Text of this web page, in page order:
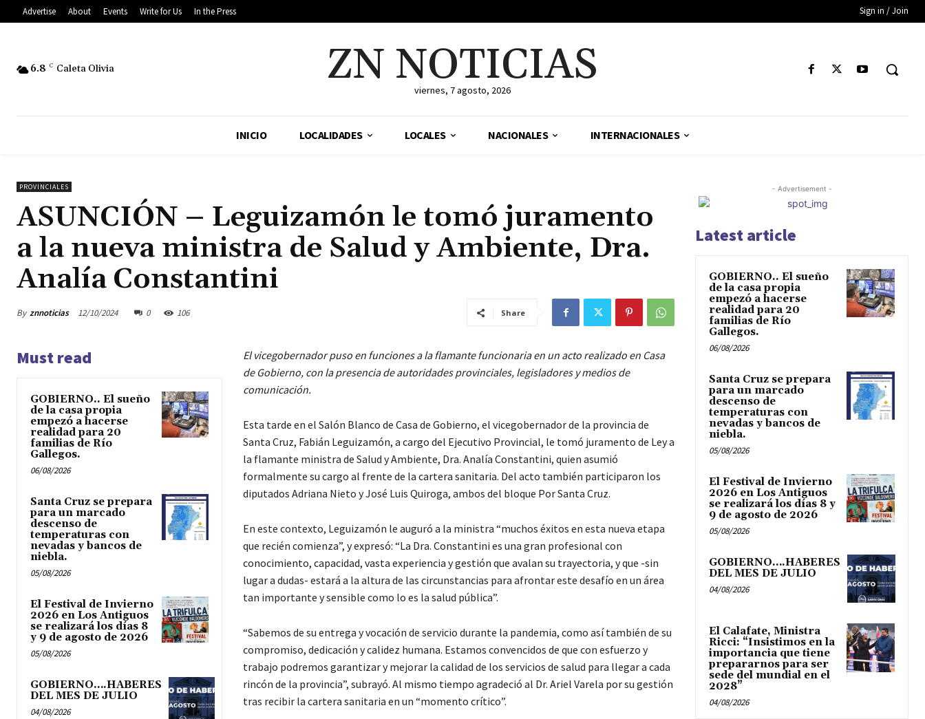
Advertise About Events Write for Us In the Press Sign in / Join
6.8 C Caleta Olivia ZN NOTICIAS
viernes, 7 agosto, 2026
INICIO LOCALIDADES LOCALES NACIONALES INTERNACIONALES
PROVINCIALES
ASUNCIÓN – Leguizamón le tomó juramento
a la nueva ministra de Salud y Ambiente, Dra.
Analía Constantini
By znnoticias 12/10/2024 0 106 Share
Must read
GOBIERNO.. El sueño
de la casa propia
empezó a hacerse
realidad para 20
familias de Río
Gallegos.
06/08/2026
Santa Cruz se prepara
para un marcado
descenso de
temperaturas con
nevadas y bancos de
niebla.
05/08/2026
El Festival de Invierno
2026 en Los Antiguos
se realizará los días 8
y 9 de agosto de 2026
05/08/2026
GOBIERNO….HABERES
DEL MES DE JULIO
04/08/2026
El vicegobernador puso en funciones a la flamante funcionaria en un acto realizado en Casa
de Gobierno, con la presencia de autoridades provinciales, legisladores y medios de
comunicación.
Esta tarde en el Salón Blanco de Casa de Gobierno, el vicegobernador de la provincia de
Santa Cruz, Fabián Leguizamón, a cargo del Ejecutivo Provincial, le tomó juramento de Ley a
la flamante ministra de Salud y Ambiente, Dra. Analía Constantini, quien asumió
formalmente su cargo al frente de la cartera sanitaria. Del acto también participaron los
diputados Adriana Nieto y José Luis Quiroga, ambos del bloque Por Santa Cruz.
En este contexto, Leguizamón le auguró a la ministra “muchos éxitos en esta nueva etapa
que recién comienza”, y expresó: “La Dra. Constantini es una gran profesional con
conocimiento, capacidad, vasta experiencia y gestión que avalan su trayectoria, y que -sin
lugar a dudas- estará a la altura de las circunstancias para afrontar este desafío en un área
tan importante y sensible como lo es la salud pública”.
“Sabemos de su entrega y vocación de servicio durante la pandemia, como así también de su
compromiso, dedicación y calidez humana. Estamos convencidos de que con esfuerzo y
trabajo podremos garantizar y mejorar la calidad de los servicios de salud para llegar a cada
rincón de la provincia”, subrayó. Al mismo tiempo agradeció al Dr. Ariel Varela por su gestión
tras recibir la cartera sanitaria en un “momento crítico”.
- Advertisement -
Latest article
GOBIERNO.. El sueño
de la casa propia
empezó a hacerse
realidad para 20
familias de Río
Gallegos.
06/08/2026
Santa Cruz se prepara
para un marcado
descenso de
temperaturas con
nevadas y bancos de
niebla.
05/08/2026
El Festival de Invierno
2026 en Los Antiguos
se realizará los días 8 y
9 de agosto de 2026
05/08/2026
GOBIERNO….HABERES
DEL MES DE JULIO
04/08/2026
El Calafate, Ministra
Ricci: “Insistimos en la
importancia que tiene
prepararnos para ser
sede del mundial en el
2028”
04/08/2026